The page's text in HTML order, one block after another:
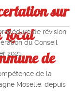
sur
de
de révision
du Conseil
2021.
de la
Moselle, depuis